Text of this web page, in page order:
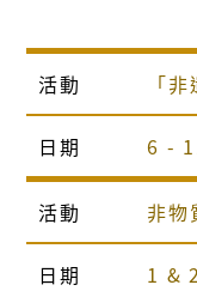
活動 「
日期 6 -
活動 非物
日期 1 &